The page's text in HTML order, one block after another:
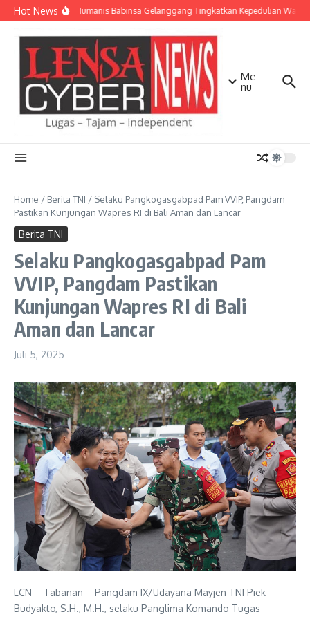
Lewati ke konten
Hot NewsPatroli Humanis Babinsa Gelanggang Tingkatkan Kepedulian
Me
nu
Home / Berita TNI / Selaku Pangkogasgabpad Pam VVIP, Pangdam
Pastikan Kunjungan Wapres RI di Bali Aman dan Lancar
Berita TNI
Selaku Pangkogasgabpad Pam
VVIP, Pangdam Pastikan
Kunjungan Wapres RI di Bali
Aman dan Lancar
Juli 5, 2025
LCN – Tabanan – Pangdam IX/Udayana Mayjen TNI Piek
Budyakto, S.H., M.H., selaku Panglima Komando Tugas